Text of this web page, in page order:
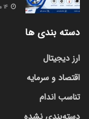
دسته بندی ها
ارز دیجیتال
اقتصاد و سرمایه
تناسب اندام
دسته‌بندی نشده